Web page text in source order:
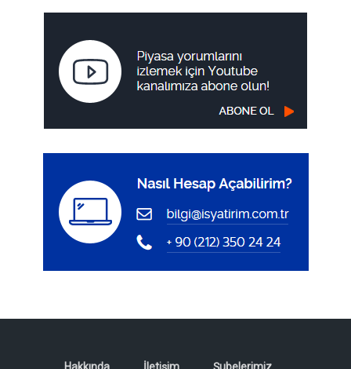
Hakkında İletişim
Şubelerimiz